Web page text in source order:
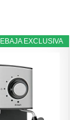
EXCLUSIVA